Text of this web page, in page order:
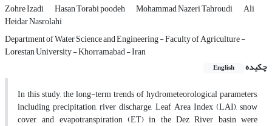
Zohre Izadi Hasan Torabi poodeh Mohammad Nazeri Tahroudi Ali
Heidar Nasrolahi
Department of Water Science and Engineering - Faculty of Agriculture -
Lorestan University - Khorramabad - Iran
چکیده
English
In this study, the long-term trends of hydrometeorological parameters,
including precipitation, river discharge, Leaf Area Index (LAI), snow
cover, and evapotranspiration (ET) in the Dez River basin were